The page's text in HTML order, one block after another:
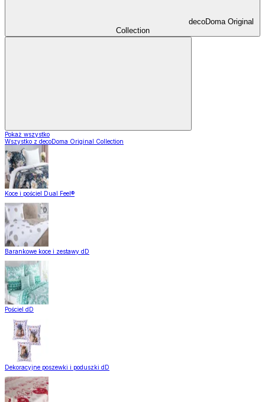
decoDoma Original
Collection
Pokaż wszystko
Wszystko z decoDoma Original Collection
Koce i pościel Dual Feel®
Barankowe koce i zestawy dD
Pościel dD
Dekoracyjne poszewki i poduszki dD